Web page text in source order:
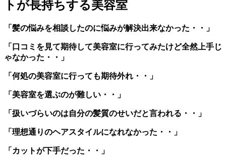
トが長持ちする美容室
「髪の悩みを相談したのに悩みが解決出来なかった・・」
「口コミを見て期待して美容室に行ってみたけど全然上手じ
ゃなかった・・」
「何処の美容室に行っても期待外れ・・」
「美容室を選ぶのが難しい・・」
「扱いづらいのは自分の髪質のせいだと言われる・・」
「理想通りのヘアスタイルになれなかった・・」
「カットが下手だった・・」